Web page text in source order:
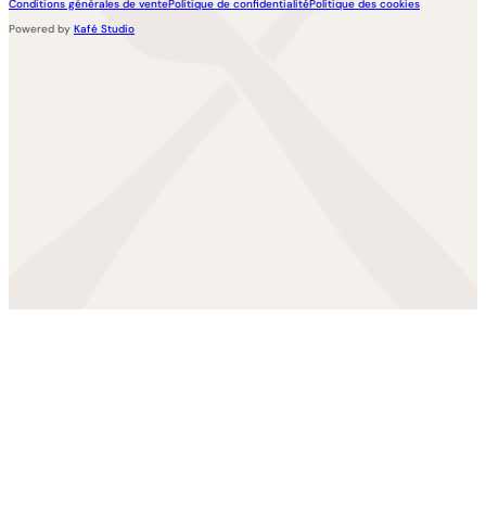
Conditions générales de ventePolitique de confidentialitéPolitique des cookies
Powered by Kafé Studio